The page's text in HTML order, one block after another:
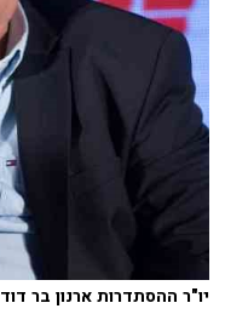
יו"ר ההסתדרות ארנון בר דוד